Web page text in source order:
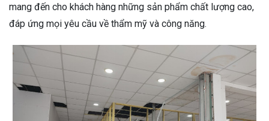
mang đến cho khách hàng những sản phẩm chất lượng cao,
đáp ứng mọi yêu cầu về thẩm mỹ và công năng.